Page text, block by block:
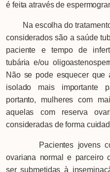
é feita através de
Na escolha do
considerados são a saúde
paciente e tempo de
tubária e/ou
Não se pode esquecer
isolado mais importante
portanto, mulheres com
aquelas com reserva
consideradas de forma
Pacientes jovens com
ovariana normal e parceiro
ser submetidas à